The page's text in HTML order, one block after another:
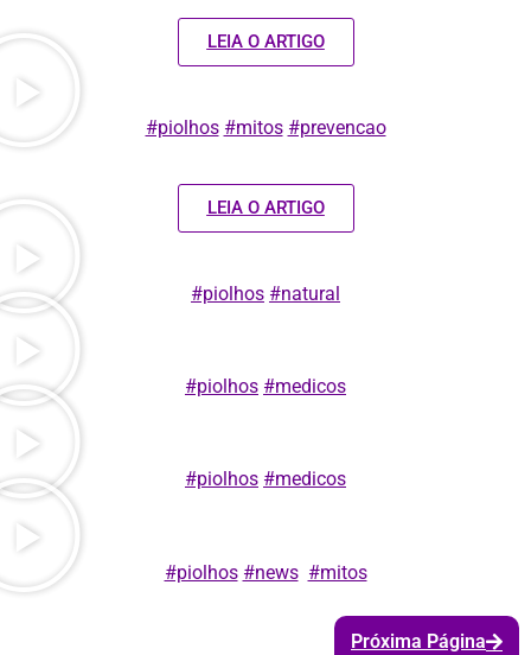
LEIA O ARTIGO
#piolhos #mitos #prevencao
LEIA O ARTIGO
#piolhos #natural
#piolhos #medicos
#piolhos #medicos
#piolhos #news #mitos
Próxima Página